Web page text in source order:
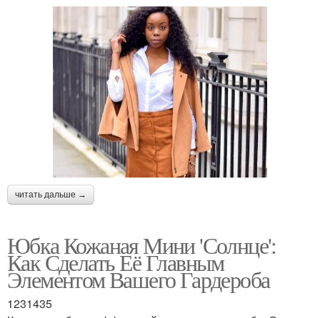
читать дальше →
Юбка Кожаная Мини 'Солнце':
Как Сделать Её Главным
Элементом Вашего Гардероба
1231435